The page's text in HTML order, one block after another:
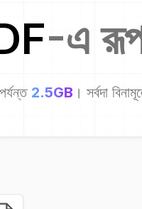
-এ
2.5GB । সর্বদা